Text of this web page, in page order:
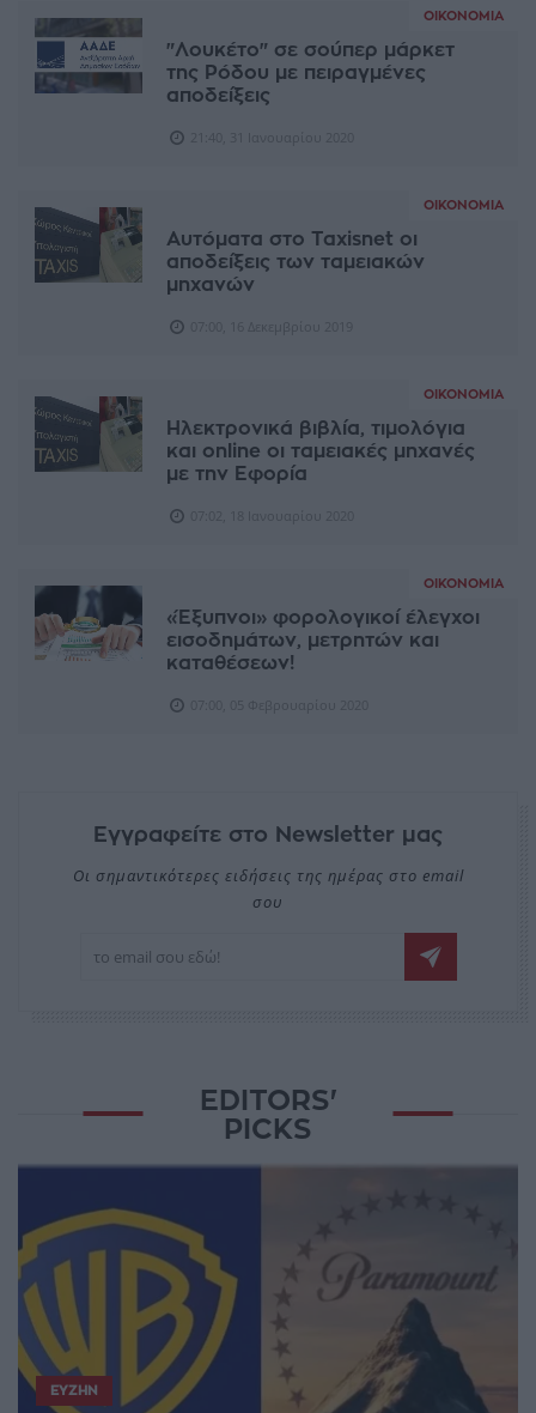
ΟΙΚΟΝΟΜΊΑ
"Λουκέτο" σε σούπερ μάρκετ
της Ρόδου με πειραγμένες
αποδείξεις
ΟΙΚΟΝΟΜΊΑ
Αυτόματα στο Taxisnet οι
αποδείξεις των ταμειακών
μηχανών
ΟΙΚΟΝΟΜΊΑ
Ηλεκτρονικά βιβλία, τιμολόγια
και online οι ταμειακές μηχανές
με την Εφορία
ΟΙΚΟΝΟΜΊΑ
«Έξυπνοι» φορολογικοί έλεγχοι
εισοδημάτων, μετρητών και
καταθέσεων!
Εγγραφείτε στο Newsletter μας
Οι σημαντικότερες ειδήσεις της ημέρας στο email
σου
EDITORS'
PICKS
ΕΥΖΗΝ